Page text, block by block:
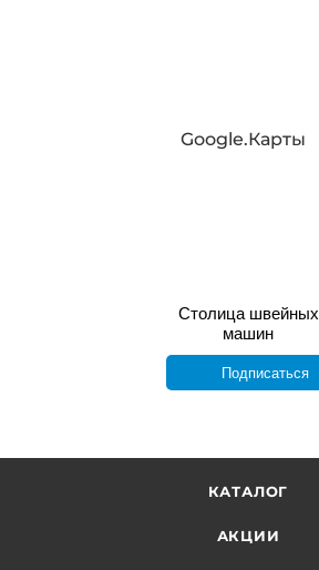
Google.Карты
Столица швейных
машин
Подписаться
КАТАЛОГ
АКЦИИ